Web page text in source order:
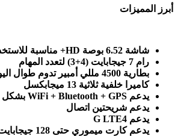
أبرز المميزات
شاشة 6.52 بوصة
مناسبة
رام 7 جيجابايت (4+3) لتعدد المهام
بطارية 4500 مللي أمبير تدوم طوال اليوم
كاميرا خلفية ثلاثية 13 ميجابكسل
يدعم
بشكل
يدعم شريحتين اتصال
يدعم 4
G LTE
يدعم كارت ميموري حتى 128 جيجابايت